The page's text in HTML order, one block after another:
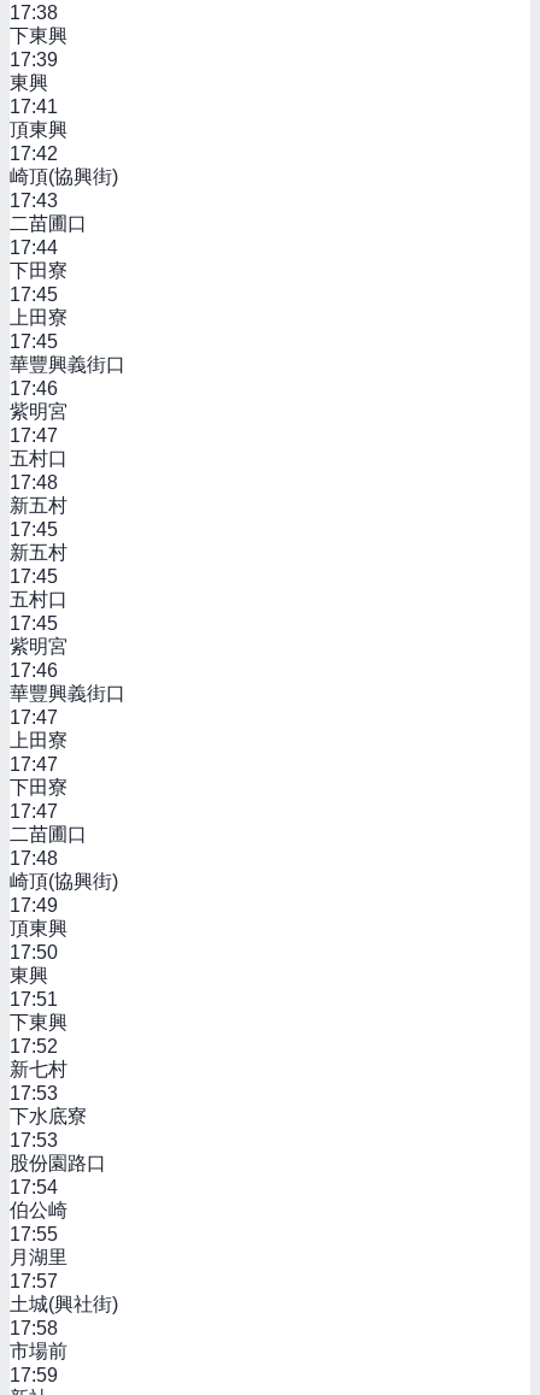
17:38
下東興
17:39
東興
17:41
頂東興
17:42
崎頂(協興街)
17:43
二苗圃口
17:44
下田寮
17:45
上田寮
17:45
華豐興義街口
17:46
紫明宮
17:47
五村口
17:48
新五村
17:45
新五村
17:45
五村口
17:45
紫明宮
17:46
華豐興義街口
17:47
上田寮
17:47
下田寮
17:47
二苗圃口
17:48
崎頂(協興街)
17:49
頂東興
17:50
東興
17:51
下東興
17:52
新七村
17:53
下水底寮
17:53
股份園路口
17:54
伯公崎
17:55
月湖里
17:57
土城(興社街)
17:58
市場前
17:59